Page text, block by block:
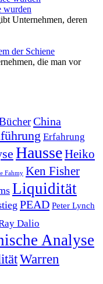
wurden
Unternehmen, deren
der Schiene
die man vor
China
Erfahrung
HausseHeiko
Fahmy Ken Fisher
Liquidität
PEAD Peter Lynch
Dalio
Analyse
Warren